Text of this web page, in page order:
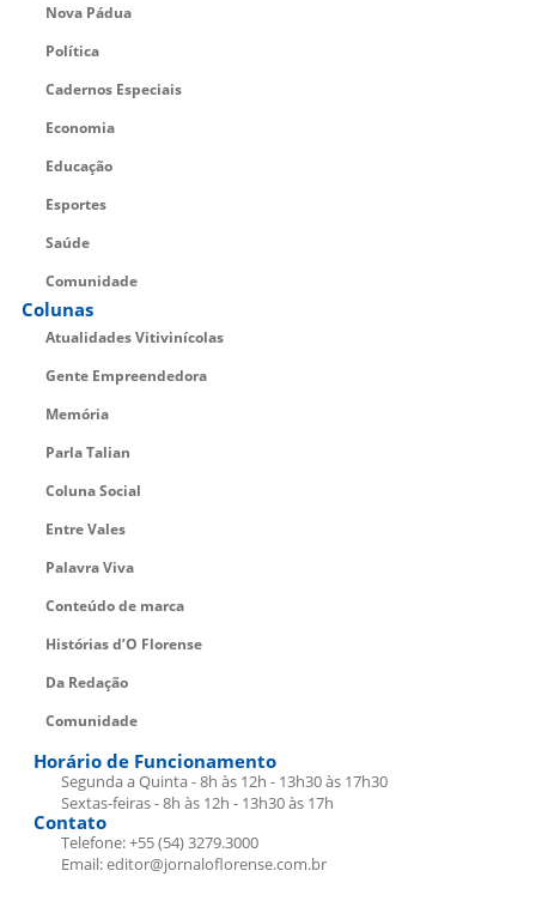
Nova Pádua
Política
Cadernos Especiais
Economia
Educação
Esportes
Saúde
Comunidade
Colunas
Atualidades Vitivinícolas
Gente Empreendedora
Memória
Parla Talian
Coluna Social
Entre Vales
Palavra Viva
Conteúdo de marca
Histórias d’O Florense
Da Redação
Comunidade
Horário de Funcionamento
Segunda a Quinta - 8h às 12h - 13h30 às 17h30
Sextas-feiras - 8h às 12h - 13h30 às 17h
Contato
Telefone: +55 (54) 3279.3000
Email: editor@jornaloflorense.com.br